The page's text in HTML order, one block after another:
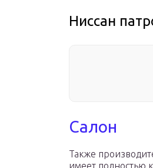
Ниссан
Салон
Также
имеет полностью